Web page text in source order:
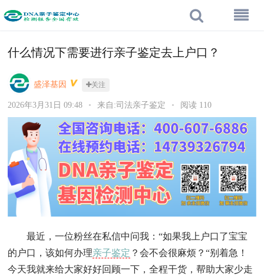
什么情况下需要进行亲子鉴定去上户口？
盛泽基因 关注
2026年3月31日 09:48 • 来自:司法亲子鉴定 • 阅读 110
最近，一位粉丝在私信中问我：“如果我上户口了宝宝
的户口，该如何办理亲子鉴定 ？会不会很麻烦？“别着急！
今天我就来给大家好好回顾一下，全程干货，帮助大家少走